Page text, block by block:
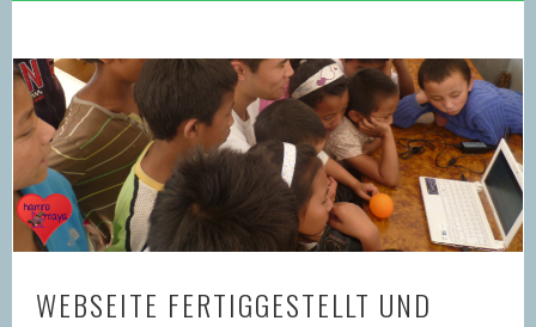
WEBSEITE FERTIGGESTELLT UND